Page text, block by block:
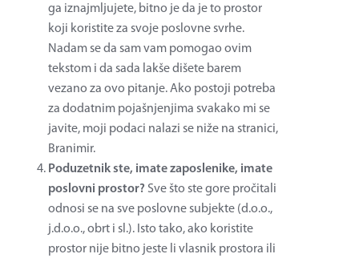
ga iznajmljujete, bitno je da je to prostor
koji koristite za svoje poslovne svrhe.
Nadam se da sam vam pomogao ovim
tekstom i da sada lakše dišete barem
vezano za ovo pitanje. Ako postoji potreba
za dodatnim pojašnjenjima svakako mi se
javite, moji podaci nalazi se niže na stranici,
Branimir.
Poduzetnik ste, imate zaposlenike, imate
poslovni prostor? Sve što ste gore pročitali
odnosi se na sve poslovne subjekte (d.o.o.,
j.d.o.o., obrt i sl.). Isto tako, ako koristite
prostor nije bitno jeste li vlasnik prostora ili